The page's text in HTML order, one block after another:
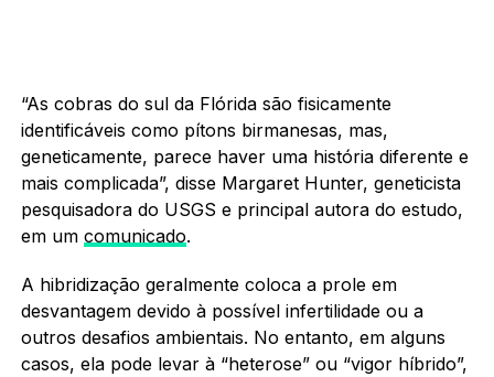
“As cobras do sul da Flórida são fisicamente
identificáveis como pítons birmanesas, mas,
geneticamente, parece haver uma história diferente e
mais complicada”, disse Margaret Hunter, geneticista
pesquisadora do USGS e principal autora do estudo,
em um comunicado.
A hibridização geralmente coloca a prole em
desvantagem devido à possível infertilidade ou a
outros desafios ambientais. No entanto, em alguns
casos, ela pode levar à “heterose” ou “vigor híbrido”,